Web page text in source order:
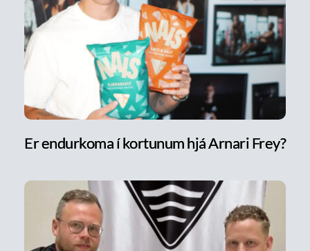
Er endurkoma í kortunum hjá Arnari Frey?